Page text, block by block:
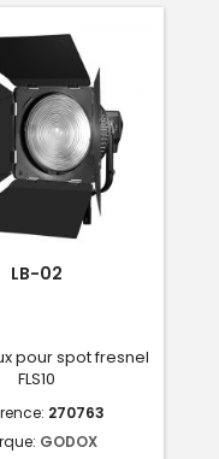
LB-02
pour spot fresnel
FLS10
270763
GODOX